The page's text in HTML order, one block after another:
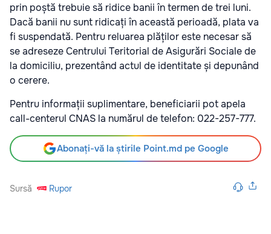
prin poștă trebuie să ridice banii în termen de trei luni.
Dacă banii nu sunt ridicați în această perioadă, plata va
fi suspendată. Pentru reluarea plăților este necesar să
se adreseze Centrului Teritorial de Asigurări Sociale de
la domiciliu, prezentând actul de identitate și depunând
o cerere.
Pentru informații suplimentare, beneficiarii pot apela
call-centerul CNAS la numărul de telefon: 022-257-777.
Abonați-vă la știrile Point.md pe Google
Sursă Rupor